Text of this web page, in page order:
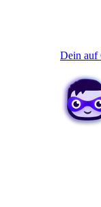
Dein auf